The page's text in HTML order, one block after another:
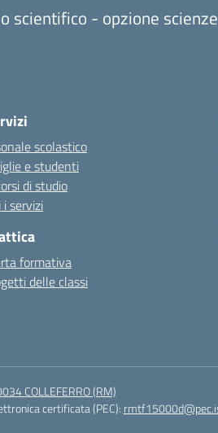
scientifico - opzione
scolastico
e studenti
di studio
servizi
formativa
delle classi
COLLEFERRO (RM)
certificata (PEC):